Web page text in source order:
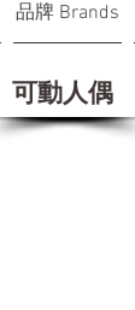
品牌 Brands
可動人偶